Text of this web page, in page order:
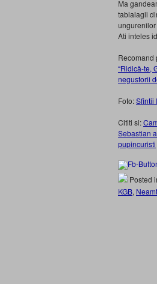
Ma
tablalagii
ungurenilor
Ati inteles
Recomand
“Ridică-te,
negustorii
Foto:Sfintii
Cititi si:
Sebastian
pupincuristi
Posted
KGB,